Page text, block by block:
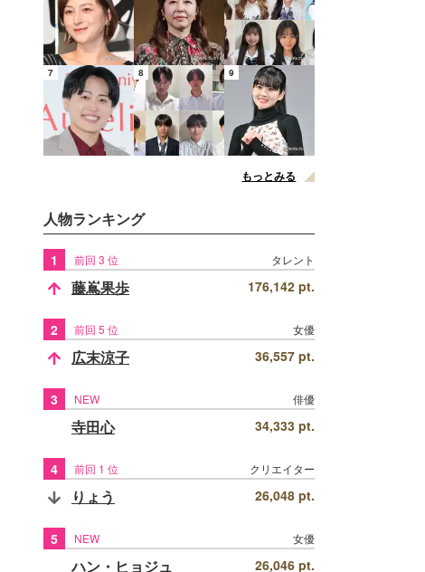
7 8 9
もっとみる
人物ランキング
1 前回 3 位 タレント
藤嶌果歩 176,142 pt.
2 前回 5 位 女優
広末涼子 36,557 pt.
3 NEW 俳優
寺田心 34,333 pt.
4 前回 1 位 クリエイター
りょう 26,048 pt.
5 NEW 女優
ハン・ヒョジュ 26,046 pt.